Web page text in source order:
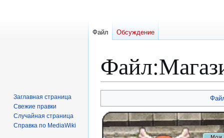
Файл:
к
навигации
к
поиску
Файл Обсуждение
Заглавная страница
Свежие правки
Случайная страница
Справка по MediaWiki